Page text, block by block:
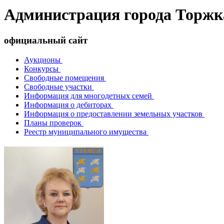
Администрация города
официальный сайт
Аукционы
Конкурсы
Свободные помещения
Свободные участки
Информация для многодетных семей
Информация о дебиторах
Информация о предоставлении земельных участков
Планы проверок
Реестр муниципального имущества